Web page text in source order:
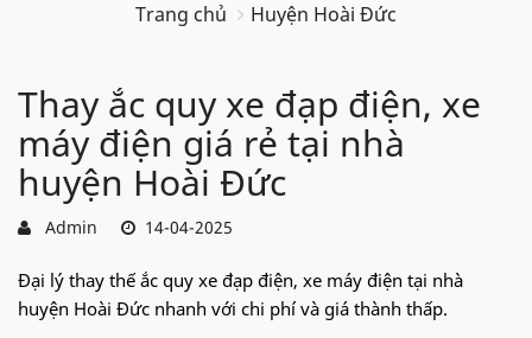
Trang chủ Huyện Hoài Đức
Thay ắc quy xe đạp điện, xe
máy điện giá rẻ tại nhà
huyện Hoài Đức
Admin 14-04-2025
Đại lý thay thế ắc quy xe đạp điện, xe máy điện tại nhà
huyện Hoài Đức nhanh với chi phí và giá thành thấp.